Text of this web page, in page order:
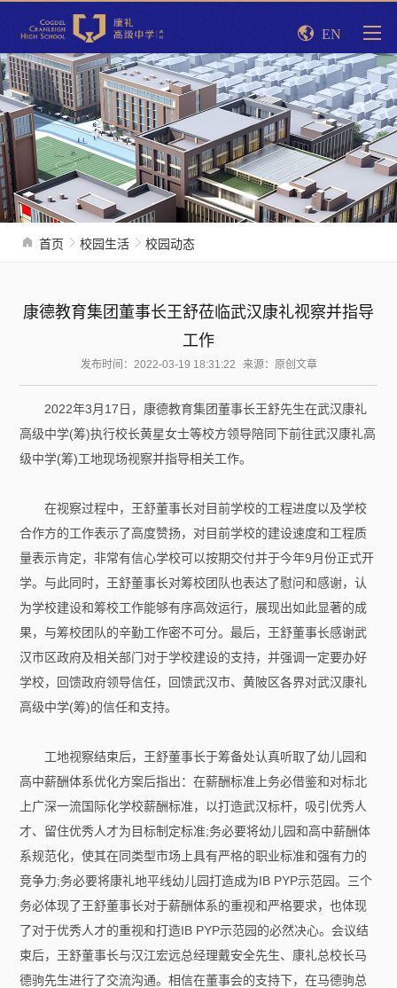
EN
首页 校园生活 校园动态
康德教育集团董事长王舒莅临武汉康礼视察并指导
工作
发布时间：2022-03-19 18:31:22 来源：原创文章
2022年3月17日，康德教育集团董事长王舒先生在武汉康礼
高级中学(筹)执行校长黄星女士等校方领导陪同下前往武汉康礼高
级中学(筹)工地现场视察并指导相关工作。
在视察过程中，王舒董事长对目前学校的工程进度以及学校
合作方的工作表示了高度赞扬，对目前学校的建设速度和工程质
量表示肯定，非常有信心学校可以按期交付并于今年9月份正式开
学。与此同时，王舒董事长对筹校团队也表达了慰问和感谢，认
为学校建设和筹校工作能够有序高效运行，展现出如此显著的成
果，与筹校团队的辛勤工作密不可分。最后，王舒董事长感谢武
汉市区政府及相关部门对于学校建设的支持，并强调一定要办好
学校，回馈政府领导信任，回馈武汉市、黄陂区各界对武汉康礼
高级中学(筹)的信任和支持。
工地视察结束后，王舒董事长于筹备处认真听取了幼儿园和
高中薪酬体系优化方案后指出：在薪酬标准上务必借鉴和对标北
上广深一流国际化学校薪酬标准，以打造武汉标杆，吸引优秀人
才、留住优秀人才为目标制定标准;务必要将幼儿园和高中薪酬体
系规范化，使其在同类型市场上具有严格的职业标准和强有力的
竞争力;务必要将康礼地平线幼儿园打造成为IB PYP示范园。三个
务必体现了王舒董事长对于薪酬体系的重视和严格要求，也体现
了对于优秀人才的重视和打造IB PYP示范园的必然决心。会议结
束后，王舒董事长与汉江宏远总经理戴安全先生、康礼总校长马
德驹先生进行了交流沟通。相信在董事会的支持下，在马德驹总